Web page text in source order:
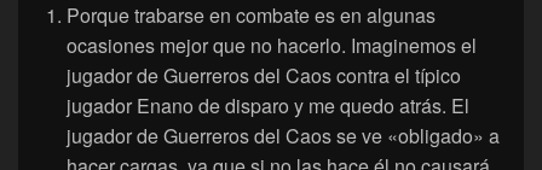
Porque trabarse en combate es en algunas
ocasiones mejor que no hacerlo. Imaginemos el
jugador de Guerreros del Caos contra el típico
jugador Enano de disparo y me quedo atrás. El
jugador de Guerreros del Caos se ve «obligado» a